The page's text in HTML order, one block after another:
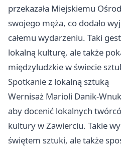
przekazała Miejskiemu
swojego męża, co dodało
całemu wydarzeniu. Taki
lokalną kulturę, ale także
międzyludzkie w świecie
Spotkanie z lokalną sztuką
Wernisaż Marioli Danik-
aby docenić lokalnych
kultury w Zawierciu. Takie
świętem sztuki, ale także